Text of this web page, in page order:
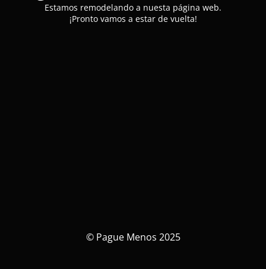
Estamos remodelando a nuesta página web.
¡Pronto vamos a estar de vuelta!
© Pague Menos 2025